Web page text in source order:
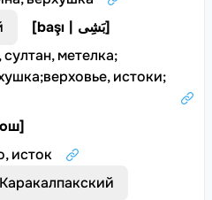
[ başı | بَشِى]
султан, метелка;
;верховье, истоки;
]
исток
Каракалпакский